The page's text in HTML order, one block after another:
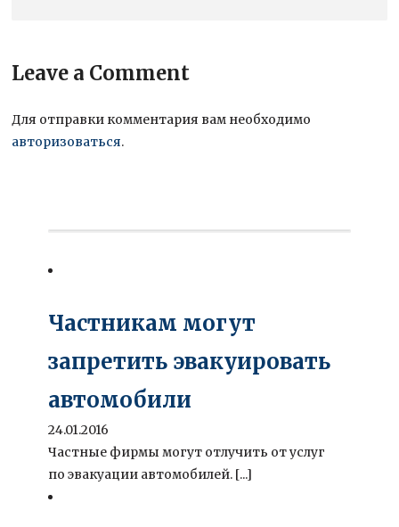
Leave a Comment
Для отправки комментария вам необходимо
авторизоваться.
Частникам могут
запретить эвакуировать
автомобили
24.01.2016
Частные фирмы могут отлучить от услуг
по эвакуации автомобилей. [...]